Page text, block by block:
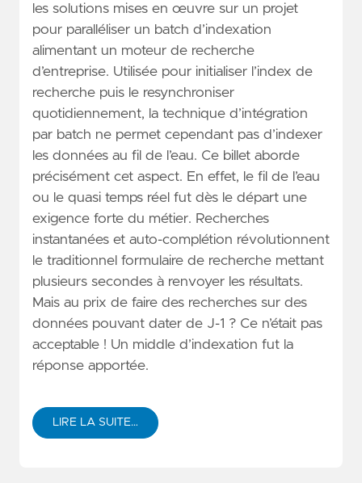
les solutions mises en œuvre sur un projet
pour paralléliser un batch d’indexation
alimentant un moteur de recherche
d’entreprise. Utilisée pour initialiser l’index de
recherche puis le resynchroniser
quotidiennement, la technique d’intégration
par batch ne permet cependant pas d’indexer
les données au fil de l’eau. Ce billet aborde
précisément cet aspect. En effet, le fil de l’eau
ou le quasi temps réel fut dès le départ une
exigence forte du métier. Recherches
instantanées et auto-complétion révolutionnent
le traditionnel formulaire de recherche mettant
plusieurs secondes à renvoyer les résultats.
Mais au prix de faire des recherches sur des
données pouvant dater de J-1 ? Ce n’était pas
acceptable ! Un middle d’indexation fut la
réponse apportée.
LIRE LA SUITE…